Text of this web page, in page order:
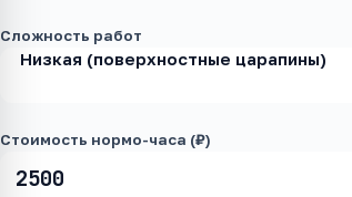
Сложность работ
Стоимость нормо-часа (₽)